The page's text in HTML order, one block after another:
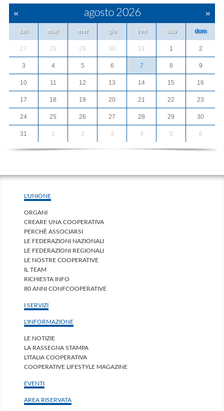
« agosto 2026 »
lun mar mer gio ven sab dom
27 28 29 30 31 1 2
3 4 5 6 7 8 9
10 11 12 13 14 15 16
17 18 19 20 21 22 23
24 25 26 27 28 29 30
31 1 2 3 4 5 6
L'UNIONE
ORGANI
CREARE UNA COOPERATIVA
PERCHÈ ASSOCIARSI
LE FEDERAZIONI NAZIONALI
LE FEDERAZIONI REGIONALI
LE NOSTRE COOPERATIVE
IL TEAM
RICHIESTA INFO
80 ANNI CONFCOOPERATIVE
I SERVIZI
L'INFORMAZIONE
LE NOTIZIE
LA RASSEGNA STAMPA
L'ITALIA COOPERATIVA
COOPERATIVE LIFESTYLE MAGAZINE
EVENTI
AREA RISERVATA